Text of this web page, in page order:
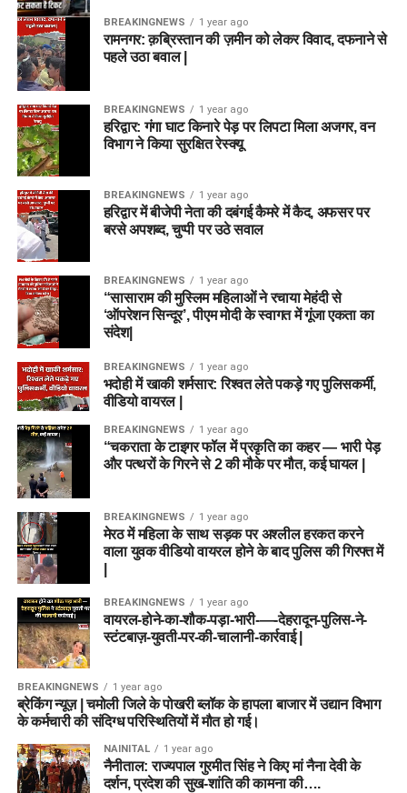
BREAKINGNEWS 1 year ago
रामनगर: क़ब्रिस्तान की ज़मीन को लेकर विवाद, दफनाने से
पहले उठा बवाल |
BREAKINGNEWS 1 year ago
हरिद्वार: गंगा घाट किनारे पेड़ पर लिपटा मिला अजगर, वन
विभाग ने किया सुरक्षित रेस्क्यू
BREAKINGNEWS 1 year ago
हरिद्वार में बीजेपी नेता की दबंगई कैमरे में कैद, अफसर पर
बरसे अपशब्द, चुप्पी पर उठे सवाल
BREAKINGNEWS 1 year ago
“सासाराम की मुस्लिम महिलाओं ने रचाया मेहंदी से
‘ऑपरेशन सिन्दूर’, पीएम मोदी के स्वागत में गूंजा एकता का
संदेश|
BREAKINGNEWS 1 year ago
भदोही में खाकी शर्मसार: रिश्वत लेते पकड़े गए पुलिसकर्मी,
वीडियो वायरल |
BREAKINGNEWS 1 year ago
“चकराता के टाइगर फॉल में प्रकृति का कहर — भारी पेड़
और पत्थरों के गिरने से 2 की मौके पर मौत, कई घायल |
BREAKINGNEWS 1 year ago
मेरठ में महिला के साथ सड़क पर अश्लील हरकत करने
वाला युवक वीडियो वायरल होने के बाद पुलिस की गिरफ्त में
BREAKINGNEWS 1 year ago
वायरल-होने-का-शौक-पड़ा-भारी-—-देहरादून-पुलिस-ने-
स्टंटबाज़-युवती-पर-की-चालानी-कार्रवाई |
BREAKINGNEWS 1 year ago
ब्रेकिंग न्यूज़ | चमोली जिले के पोखरी ब्लॉक के हापला बाजार में उद्यान विभाग
के कर्मचारी की संदिग्ध परिस्थितियों में मौत हो गई।
NAINITAL 1 year ago
नैनीताल: राज्यपाल गुरमीत सिंह ने किए मां नैना देवी के
दर्शन, प्रदेश की सुख-शांति की कामना की….